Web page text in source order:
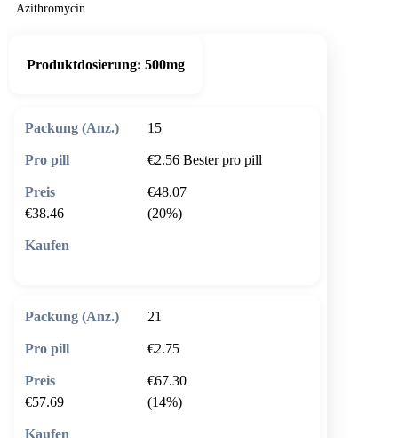
Azithromycin
Produktdosierung: 500mg
15
€2.56 Bester pro pill
€48.07
€38.46
(20%)
21
€2.75
€67.30
€57.69
(14%)